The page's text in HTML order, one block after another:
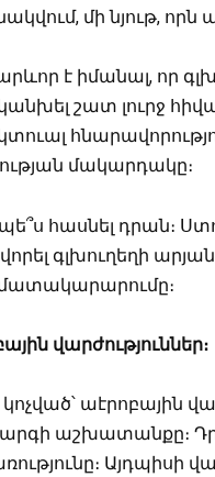
մի նյութ,
է իմանալ, որ
շատ լուրջ
մակարդակը։
հասնել դրան։
գլխուղեղի
վարժություններ։
կոչված՝ աէրոբային
աշխատանքը։
Այդպիսի